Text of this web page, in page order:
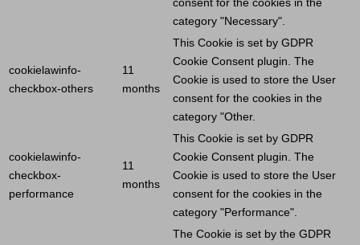
category "Necessary".
cookielawinfo-
checkbox-others
11
months
This Cookie is set by GDPR
Cookie Consent plugin. The
Cookie is used to store the User
consent for the cookies in the
category "Other.
cookielawinfo-
checkbox-
performance
11
months
This Cookie is set by GDPR
Cookie Consent plugin. The
Cookie is used to store the User
consent for the cookies in the
category "Performance".
The Cookie is set by the GDPR